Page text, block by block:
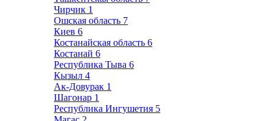
Чирчик 1
Ошская область 7
Киев 6
Костанайская область 6
Костанай 6
Республика Тыва 6
Кызыл 4
Ак-Довурак 1
Шагонар 1
Республика Ингушетия 5